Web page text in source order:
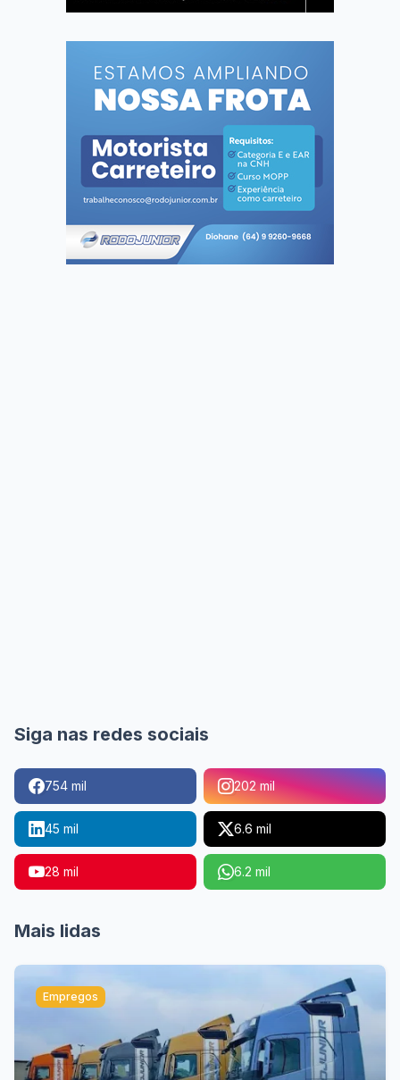
Siga nas redes sociais
754 mil 202 mil
45 mil 6.6 mil
28 mil 6.2 mil
Mais lidas
Empregos